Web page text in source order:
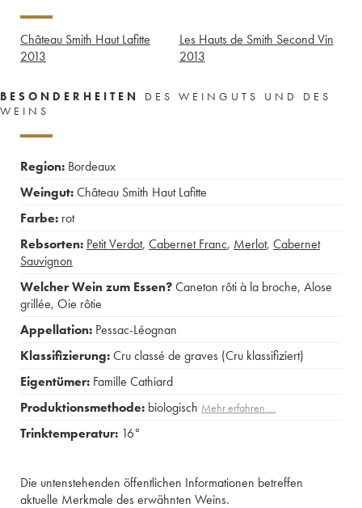
Château Smith Haut Lafitte
2013
Les Hauts de Smith Second Vin
2013
BESONDERHEITEN
DES WEINGUTS UND DES
WEINS
Region: Bordeaux
Weingut:Château Smith Haut Lafitte
Farbe: rot
Rebsorten: Petit Verdot, Cabernet Franc, Merlot, Cabernet
Sauvignon
Welcher Wein zum Essen?Caneton rôti à la broche, Alose
grillée, Oie rôtie
Appellation: Pessac-Léognan
Klassifizierung:Cru classé de graves (Cru klassifiziert)
Eigentümer: Famille Cathiard
Produktionsmethode: biologisch Mehr erfahren …
Trinktemperatur: 16°
Die untenstehenden öffentlichen Informationen betreffen
aktuelle Merkmale des erwähnten Weins.